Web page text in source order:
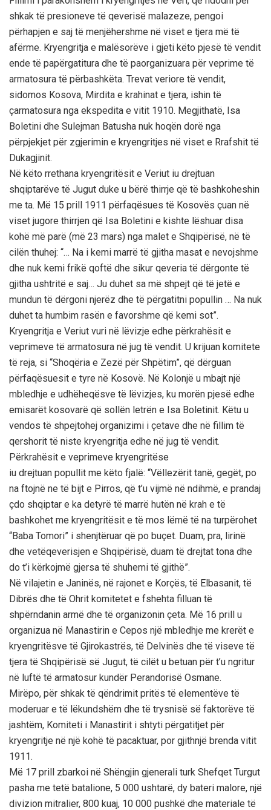
shkak të presioneve të qeverisë malazeze, pengoi
përhapjen e saj të menjëhershme në viset e tjera më të
afërme. Kryengritja e malësorëve i gjeti këto pjesë të vendit
ende të papërgatitura dhe të paorganizuara për veprime të
armatosura të përbashkëta. Trevat veriore të vendit,
sidomos Kosova, Mirdita e krahinat e tjera, ishin të
çarmatosura nga ekspedita e vitit 1910. Megjithatë, Isa
Boletini dhe Sulejman Batusha nuk hoqën dorë nga
përpjekjet për zgjerimin e kryengritjes në viset e Rrafshit të
Dukagjinit.
Në këto rrethana kryengritësit e Veriut iu drejtuan
shqiptarëve të Jugut duke u bërë thirrje që të bashkoheshin
me ta. Më 15 prill 1911 përfaqësues të Kosovës çuan në
viset jugore thirrjen që Isa Boletini e kishte lëshuar disa
kohë më parë (më 23 mars) nga malet e Shqipërisë, në të
cilën thuhej: “… Na i kemi marrë të gjitha masat e nevojshme
dhe nuk kemi frikë qoftë dhe sikur qeveria të dërgonte të
gjitha ushtritë e saj… Ju duhet sa më shpejt që të jetë e
mundun të dërgoni njerëz dhe të përgatitni popullin … Na nuk
duhet ta humbim rasën e favorshme që kemi sot”.
Kryengritja e Veriut vuri në lëvizje edhe përkrahësit e
veprimeve të armatosura në jug të vendit. U krijuan komitete
të reja, si “Shoqëria e Zezë për Shpëtim”, që dërguan
përfaqësuesit e tyre në Kosovë. Në Kolonjë u mbajt një
mbledhje e udhëheqësve të lëvizjes, ku morën pjesë edhe
emisarët kosovarë që sollën letrën e Isa Boletinit. Këtu u
vendos të shpejtohej organizimi i çetave dhe në fillim të
qershorit të niste kryengritja edhe në jug të vendit.
Përkrahësit e veprimeve kryengritëse
iu drejtuan popullit me këto fjalë: “Vëllezërit tanë, gegët, po
na ftojnë ne të bijt e Pirros, që t’u vijmë në ndihmë, e prandaj
çdo shqiptar e ka detyrë të marrë hutën në krah e të
bashkohet me kryengritësit e të mos lëmë të na turpërohet
“Baba Tomori” i shenjtëruar që po buçet. Duam, pra, lirinë
dhe vetëqeverisjen e Shqipërisë, duam të drejtat tona dhe
do t’i kërkojmë gjersa të shuhemi të gjithë”.
Në vilajetin e Janinës, në rajonet e Korçës, të Elbasanit, të
Dibrës dhe të Ohrit komitetet e fshehta filluan të
shpërndanin armë dhe të organizonin çeta. Më 16 prill u
organizua në Manastirin e Cepos një mbledhje me krerët e
kryengritësve të Gjirokastrës, të Delvinës dhe të viseve të
tjera të Shqipërisë së Jugut, të cilët u betuan për t’u ngritur
në luftë të armatosur kundër Perandorisë Osmane.
Mirëpo, për shkak të qëndrimit pritës të elementëve të
moderuar e të lëkundshëm dhe të trysnisë së faktorëve të
jashtëm, Komiteti i Manastirit i shtyti përgatitjet për
kryengritje në një kohë të pacaktuar, por gjithnjë brenda vitit
1911.
Më 17 prill zbarkoi në Shëngjin gjenerali turk Shefqet Turgut
pasha me tetë batalione, 5 000 ushtarë, dy bateri malore, një
divizion mitralier, 800 kuaj, 10 000 pushkë dhe materiale të